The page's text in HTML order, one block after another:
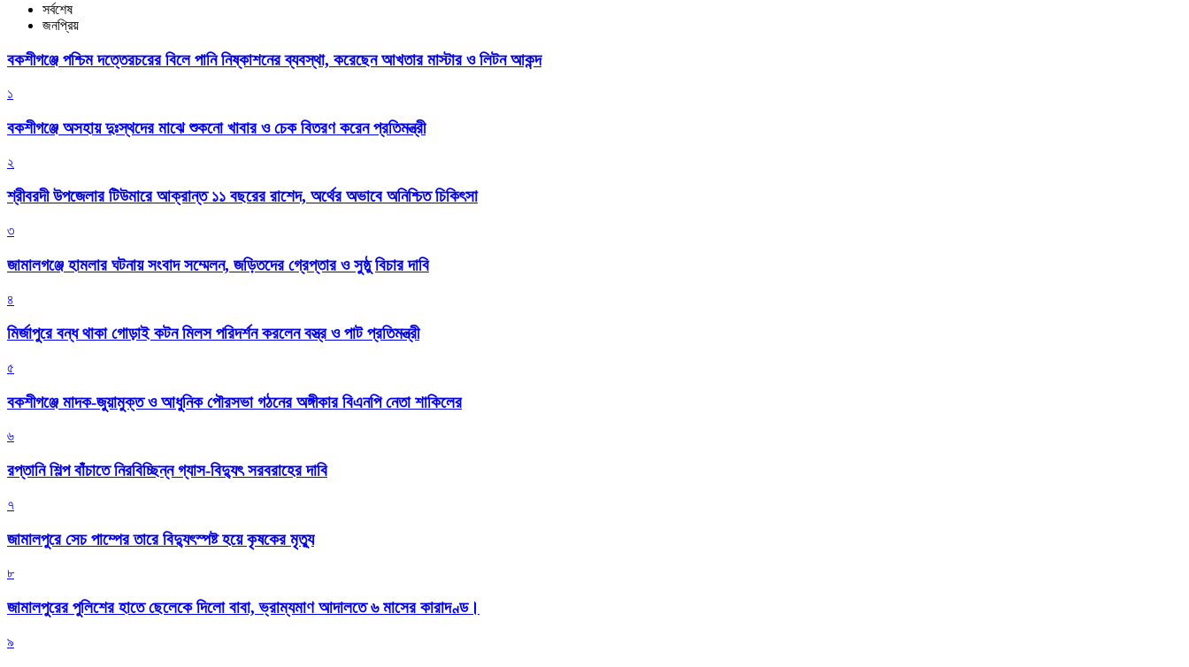
সর্বশেষ
জনপ্রিয়
বকশীগঞ্জে পশ্চিম দত্তেরচরের বিলে পানি নিষ্কাশনের ব্যবস্থা, করেছেন আখতার মাস্টার ও লিটন আকন্দ
১
বকশীগঞ্জে অসহায় দুঃস্থদের মাঝে শুকনো খাবার ও চেক বিতরণ করেন প্রতিমন্ত্রী
২
শ্রীবরদী উপজেলার টিউমারে আক্রান্ত ১১ বছরের রাশেদ, অর্থের অভাবে অনিশ্চিত চিকিৎসা
৩
জামালগঞ্জে হামলার ঘটনায় সংবাদ সম্মেলন, জড়িতদের গ্রেপ্তার ও সুষ্ঠু বিচার দাবি
৪
মির্জাপুরে বন্ধ থাকা গোড়াই কটন মিলস পরিদর্শন করলেন বস্ত্র ও পাট প্রতিমন্ত্রী
৫
বকশীগঞ্জে মাদক-জুয়ামুক্ত ও আধুনিক পৌরসভা গঠনের অঙ্গীকার বিএনপি নেতা শাকিলের
৬
রপ্তানি শিল্প বাঁচাতে নিরবিচ্ছিন্ন গ্যাস-বিদ্যুৎ সরবরাহের দাবি
৭
জামালপুরে সেচ পাম্পের তারে বিদ্যুৎস্পষ্ট হয়ে কৃষকের মৃত্যু
৮
জামালপুরের পুলিশের হাতে ছেলেকে দিলো বাবা, ভ্রাম্যমাণ আদালতে ৬ মাসের কারাদণ্ড।
৯